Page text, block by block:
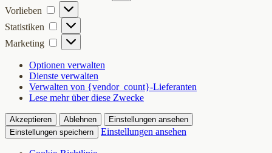
Vorlieben
Vorlieben
Statistiken Statistiken
Marketing Marketing
Optionen verwalten
Dienste verwalten
Verwalten von {vendor_count}-Lieferanten
Lese mehr über diese Zwecke
Akzeptieren Ablehnen
Einstellungen ansehen
Einstellungen speichern
Einstellungen ansehen